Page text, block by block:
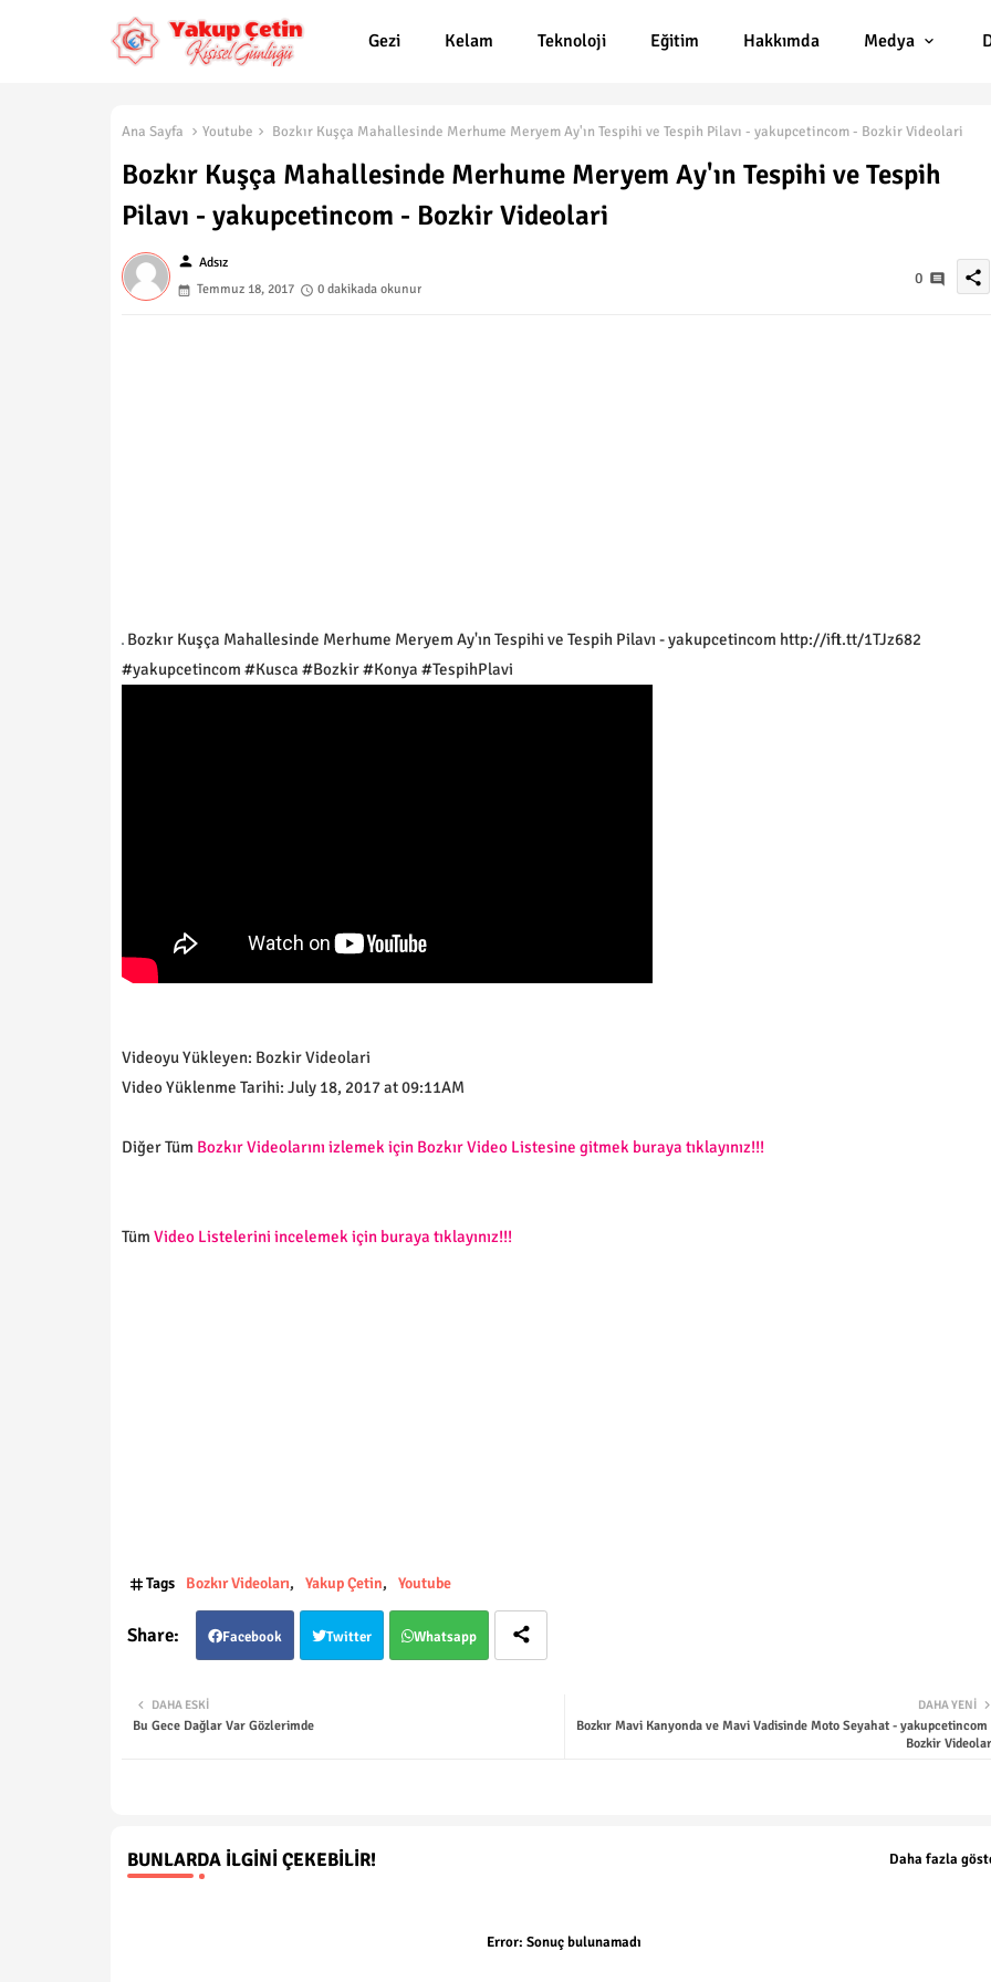
Gezi Kelam Teknoloji Eğitim Hakkımda Medya
Ana Sayfa Youtube Bozkır Kuşça Mahallesinde Merhume Meryem Ay'ın Tespihi ve Tespih Pilavı - yakupcetincom - Bozkir Videolari
Bozkır Kuşça Mahallesinde Merhume Meryem Ay'ın Tespihi ve Tespih
Pilavı - yakupcetincom - Bozkir Videolari
person Adsız
Temmuz 18, 2017
0 dakikada okunur
0 share
Bozkır Kuşça Mahallesinde Merhume Meryem Ay'ın Tespihi ve Tespih Pilavı - yakupcetincom http://ift.tt/1TJz682
#yakupcetincom #Kusca #Bozkir #Konya #TespihPlavi
Videoyu Yükleyen: Bozkir Videolari
Video Yüklenme Tarihi: July 18, 2017 at 09:11AM
Diğer Tüm Bozkır Videolarını izlemek için Bozkır Video Listesine gitmek buraya tıklayınız!!!
Tüm Video Listelerini incelemek için buraya tıklayınız!!!
Tags Bozkır Videoları Yakup Çetin Youtube
Facebook Twitter Whatsapp
DAHA YENI
Bozkır Mavi Kanyonda ve Mavi Vadisinde Moto Seyahat - yakupcetincom
Bozkir
DAHA ESKI
Bu Gece Dağlar Var Gözlerimde
BUNLARDA İLGINI ÇEKEBILIR! Daha fazla
Error: Sonuç bulunamadı